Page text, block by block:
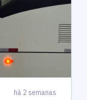
há 2 semanas